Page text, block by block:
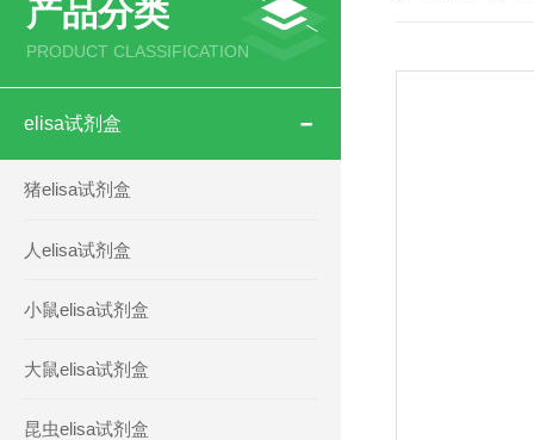
产品分类
PRODUCT CLASSIFICATION
elisa试剂盒
猪elisa试剂盒
人elisa试剂盒
小鼠elisa试剂盒
大鼠elisa试剂盒
昆虫elisa试剂盒